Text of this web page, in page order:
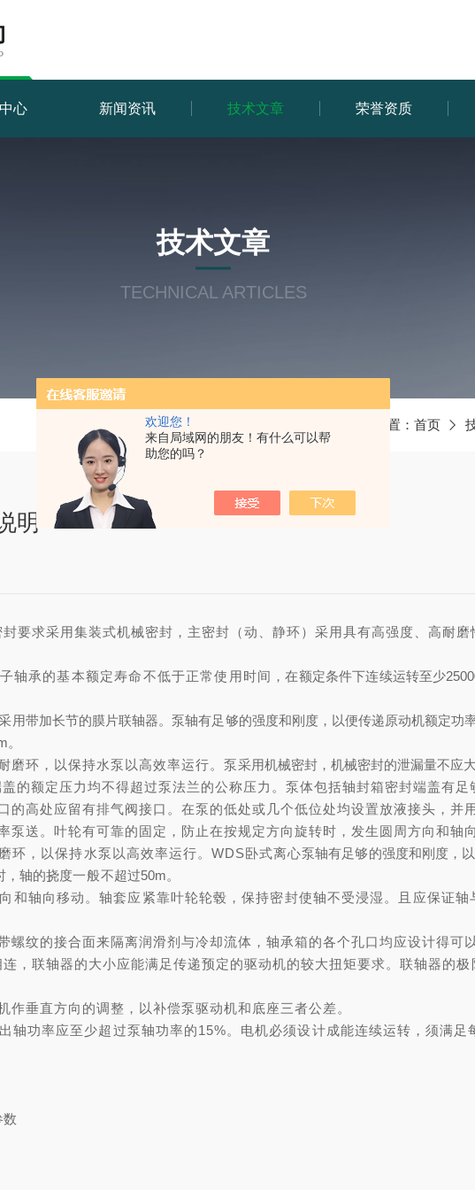
欢迎您！
来自局域网的朋友！有什么可以帮
助您的吗？
心 新闻资讯 技术文章 荣誉资质
技术文章
TECHNICAL ARTICLES
当前位置： 首页
明
要求采用集装式机械密封，主密封（动、静环）采用具有高强度、高耐
轴承的基本额定寿命不低于正常使用时间 ，在额定条件下连续运转至少
用带加长节的膜片联轴器。泵轴有足够的强度和刚度，以便传递原动机额定功
。
磨环，以保持水泵以高效率运行。 泵采用机械密封，机械密封的泄漏量不应
的额定压力均不得超过泵法兰的公称压力。泵体包括轴封箱密封端盖有足
高处应留有排气阀接口。在泵的低处或几个低位处均设置放液接头，并
泵送。叶轮有可靠的固定，防止在按规定方向旋转时，发生圆周方向和轴向
环，以保持水泵以高效率运行。WDS卧式离心泵轴有足够的强度和刚度，
，轴的挠度一般不超过50m。
和轴向移动。轴套应紧靠叶轮轮毂，保持密封使轴不受浸湿。且应保证
纹的接合面来隔离润滑剂与冷却流体，轴承箱的各个孔口均应设计得可
，联轴器的大小应能满足传递预定的驱动机的较大扭矩要求。联轴器的
垂直方向的调整，以补偿泵驱动机和底座三者公差。
轴功率应至少超过泵轴功率的15%。电机必须设计成能连续运转，须满足
数